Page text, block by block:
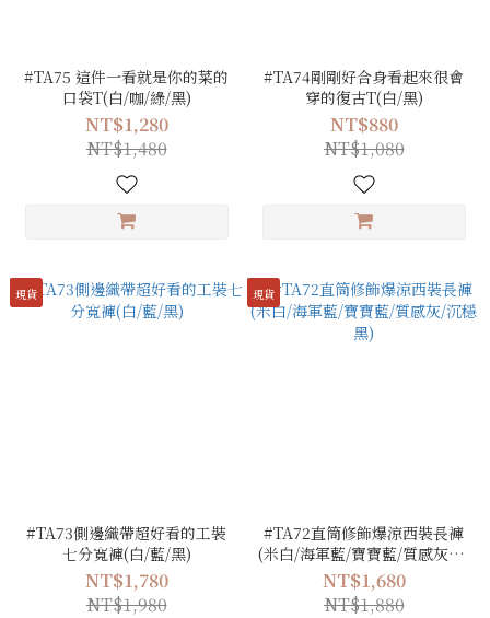
#TA75 這件一看就是你的菜的
口袋T(白/咖/綠/黑)
NT$1,280
NT$1,480
#TA74剛剛好合身看起來很會
穿的復古T(白/黑)
NT$880
NT$1,080
現貨
#TA73側邊織帶超好看的工裝
七分寬褲(白/藍/黑)
NT$1,780
NT$1,980
現貨
#TA72直筒修飾爆涼西裝長褲
(米白/海軍藍/寶寶藍/質感灰/沉
穩黑)
NT$1,680
NT$1,880